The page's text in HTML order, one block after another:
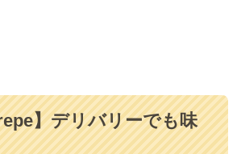
】デリバリーでも味